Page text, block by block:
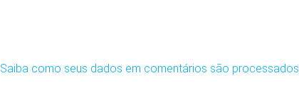
Saiba como seus dados em comentários são processados